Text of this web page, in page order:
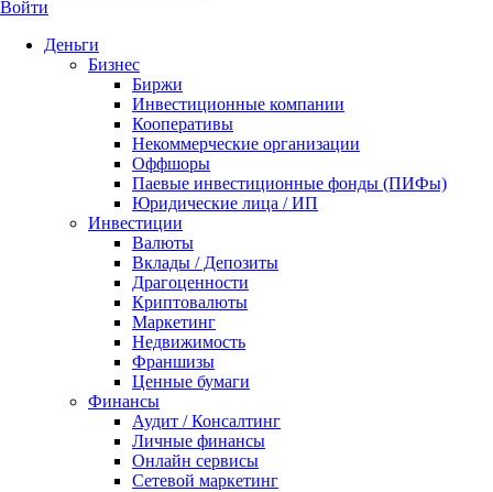
Войти
Деньги
Бизнес
Биржи
Инвестиционные компании
Кооперативы
Некоммерческие организации
Оффшоры
Паевые инвестиционные фонды (ПИФы)
Юридические лица / ИП
Инвестиции
Валюты
Вклады / Депозиты
Драгоценности
Криптовалюты
Маркетинг
Недвижимость
Франшизы
Ценные бумаги
Финансы
Аудит / Консалтинг
Личные финансы
Онлайн сервисы
Сетевой маркетинг